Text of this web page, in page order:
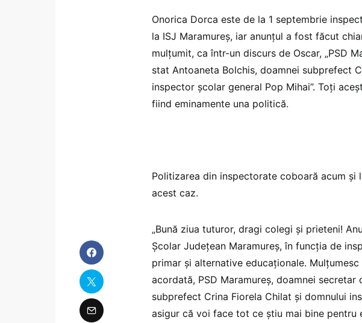
Onorica Dorca este de la 1 septembrie
la ISJ Maramureș, iar anunțul a fost făcut
mulțumit, ca într-un discurs de Oscar, „PSD
stat Antoaneta Bolchis, doamnei subprefect
inspector școlar general Pop Mihai”. Toți
fiind eminamente una politică.
Politizarea din inspectorate coboară acum și
acest caz.
„Bună ziua tuturor, dragi colegi și prieteni!
Școlar Județean Maramureș, în funcția de
primar și alternative educaționale.
acordată, PSD Maramureș, doamnei
subprefect Crina Fiorela Chilat și domnului
asigur că voi face tot ce știu mai bine pentru